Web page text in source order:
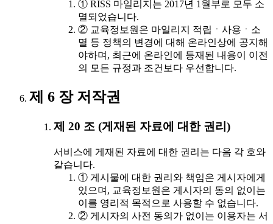
① RISS 마일리지는 2017년 1월부로 모두 소
멸되었습니다.
② 교육정보원은 마일리지 적립ㆍ사용ㆍ소
멸 등 정책의 변경에 대해 온라인상에 공지해
야하며, 최근에 온라인에 등재된 내용이 이전
의 모든 규정과 조건보다 우선합니다.
제 6 장 저작권
제 20 조 (게재된 자료에 대한 권리)
서비스에 게재된 자료에 대한 권리는 다음 각 호와
같습니다.
① 게시물에 대한 권리와 책임은 게시자에게
있으며, 교육정보원은 게시자의 동의 없이는
이를 영리적 목적으로 사용할 수 없습니다.
② 게시자의 사전 동의가 없이는 이용자는 서